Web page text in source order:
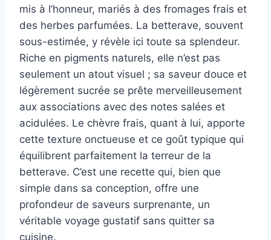
mis à l’honneur, mariés à des fromages frais et
des herbes parfumées. La betterave, souvent
sous-estimée, y révèle ici toute sa splendeur.
Riche en pigments naturels, elle n’est pas
seulement un atout visuel ; sa saveur douce et
légèrement sucrée se prête merveilleusement
aux associations avec des notes salées et
acidulées. Le chèvre frais, quant à lui, apporte
cette texture onctueuse et ce goût typique qui
équilibrent parfaitement la terreur de la
betterave. C’est une recette qui, bien que
simple dans sa conception, offre une
profondeur de saveurs surprenante, un
véritable voyage gustatif sans quitter sa
cuisine.